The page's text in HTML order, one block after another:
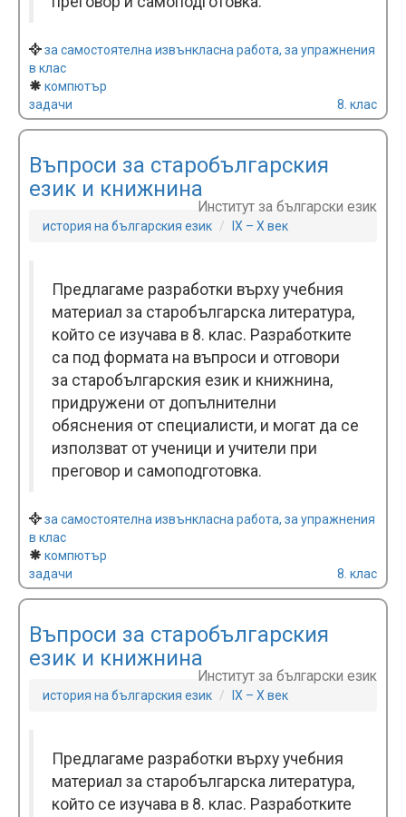
за самостоятелна извънкласна работа, за упражнения
в клас
компютър
задачи
8. клас
Въпроси за старобългарския
език и книжнина
Институт за български език
история на българския език IX – X век
Предлагаме разработки върху учебния
материал за старобългарска литература,
който се изучава в 8. клас. Разработките
са под формата на въпроси и отговори
за старобългарския език и книжнина,
придружени от допълнителни
обяснения от специалисти, и могат да се
използват от ученици и учители при
преговор и самоподготовка.
за самостоятелна извънкласна работа, за упражнения
в клас
компютър
задачи
8. клас
Въпроси за старобългарския
език и книжнина
Институт за български език
история на българския език IX – X век
Предлагаме разработки върху учебния
материал за старобългарска литература,
който се изучава в 8. клас. Разработките